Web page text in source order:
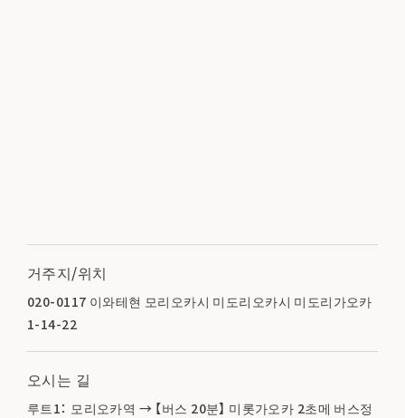
거주지/위치
020-0117 이와테현 모리오카시 미도리오카시 미도리가오카
1-14-22
오시는 길
루트1： 모리오카역 → 【버스 20분】 미롯가오카 2초메 버스정